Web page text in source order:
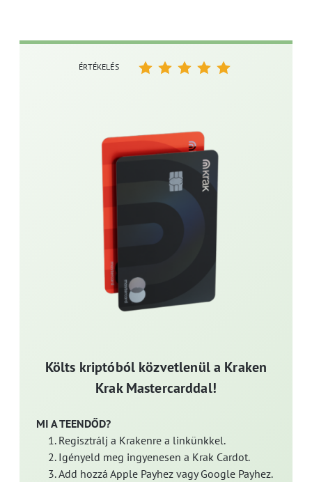
Költs kriptóból közvetlenül a Kraken
Krak Mastercarddal!
MI A TEENDŐD?
Regisztrálj a Krakenre a linkünkkel.
Igényeld meg ingyenesen a Krak Cardot.
Add hozzá Apple Payhez vagy Google Payhez.
ÉRTÉKELÉS